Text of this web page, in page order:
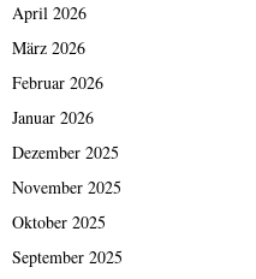
April 2026
März 2026
Februar 2026
Januar 2026
Dezember 2025
November 2025
Oktober 2025
September 2025